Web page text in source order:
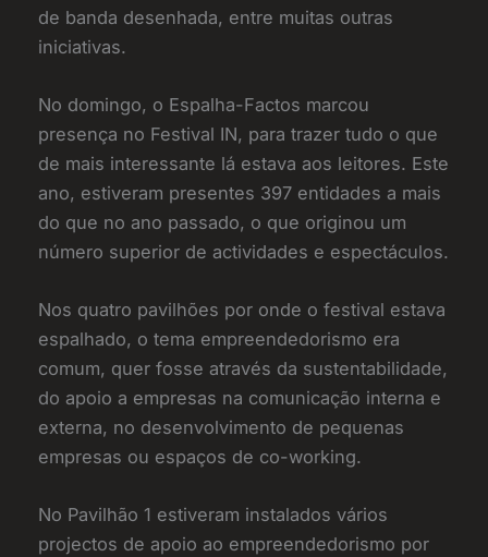
de banda desenhada, entre muitas outras
iniciativas.
No domingo, o Espalha-Factos marcou
presença no Festival IN, para trazer tudo o que
de mais interessante lá estava aos leitores. Este
ano, estiveram presentes 397 entidades a mais
do que no ano passado, o que originou um
número superior de actividades e espectáculos.
Nos quatro pavilhões por onde o festival estava
espalhado, o tema empreendedorismo era
comum, quer fosse através da sustentabilidade,
do apoio a empresas na comunicação interna e
externa, no desenvolvimento de pequenas
empresas ou espaços de co-working.
No Pavilhão 1 estiveram instalados vários
projectos de apoio ao empreendedorismo por